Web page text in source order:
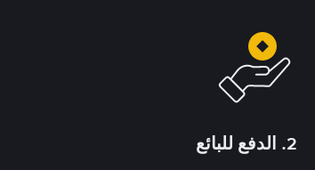
2. الدفع للبائع